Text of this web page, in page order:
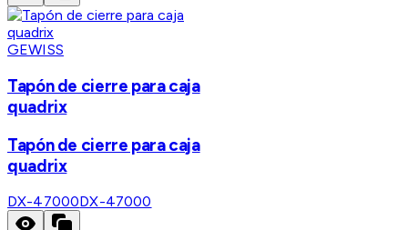
GEWISS
Tapón de cierre para caja
quadrix
Tapón de cierre para caja
quadrix
DX-47000DX-47000